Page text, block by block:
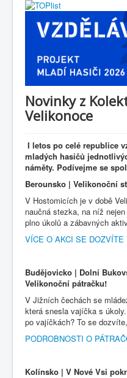
Novinky z
Velikonoce
I letos po celé republice
mladých hasičů
náměty. Podívejme se
Berounsko | Velikonoční
V Hostomicích je v době
naučná stezka, na níž
plno úkolů a zábavných
VÍCE O AKCI SE
Budějovicko | Dolní
Velikonoční pátračku!
V Jižních čechách se
která snesla vajíčka s
po vajíčkách? To se
PODROBNOSTI O
Kolínsko | V Nové Vsi